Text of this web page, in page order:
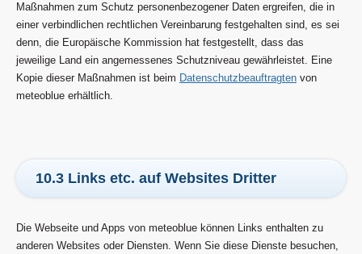
Maßnahmen zum Schutz personenbezogener Daten ergreifen, die in
einer verbindlichen rechtlichen Vereinbarung festgehalten sind, es sei
denn, die Europäische Kommission hat festgestellt, dass das
jeweilige Land ein angemessenes Schutzniveau gewährleistet. Eine
Kopie dieser Maßnahmen ist beim Datenschutzbeauftragten von
meteoblue erhältlich.
10.3 Links etc. auf Websites Dritter
Die Webseite und Apps von meteoblue können Links enthalten zu
anderen Websites oder Diensten. Wenn Sie diese Dienste besuchen,